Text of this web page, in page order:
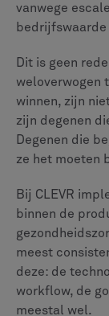
vanwege
bedrijfswaarde
Dit is geen
weloverwogen
winnen, zijn
zijn degenen
Degenen die
ze het moeten
Bij CLEVR
binnen de
meest
deze: de
workflow, de
meestal wel.